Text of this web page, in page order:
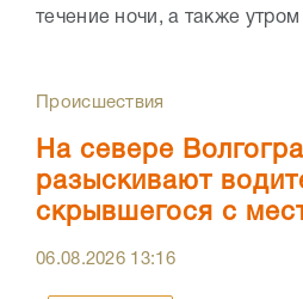
течение ночи, а также утром
Происшествия
На севере
разыскивают
скрывшегося с
06.08.2026 13:16